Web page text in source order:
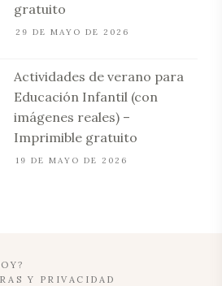
gratuito
29 DE MAYO DE 2026
Actividades de verano para
Educación Infantil (con
imágenes reales) –
Imprimible gratuito
19 DE MAYO DE 2026
Y PRIVACIDAD